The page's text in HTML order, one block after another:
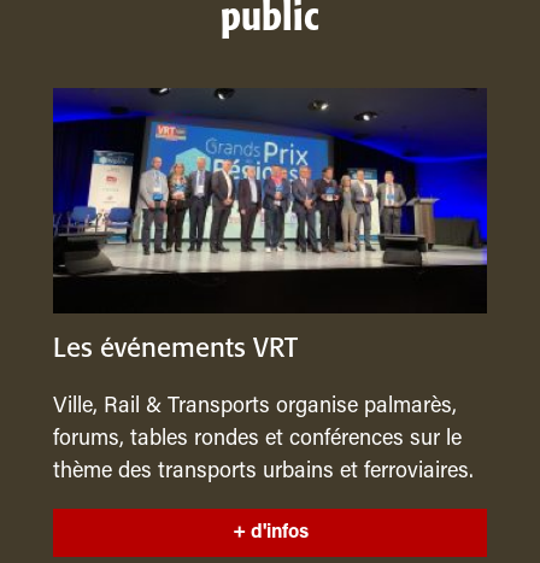
public
Les événements VRT
Ville, Rail & Transports organise palmarès,
forums, tables rondes et conférences sur le
thème des transports urbains et ferroviaires.
+ d'infos